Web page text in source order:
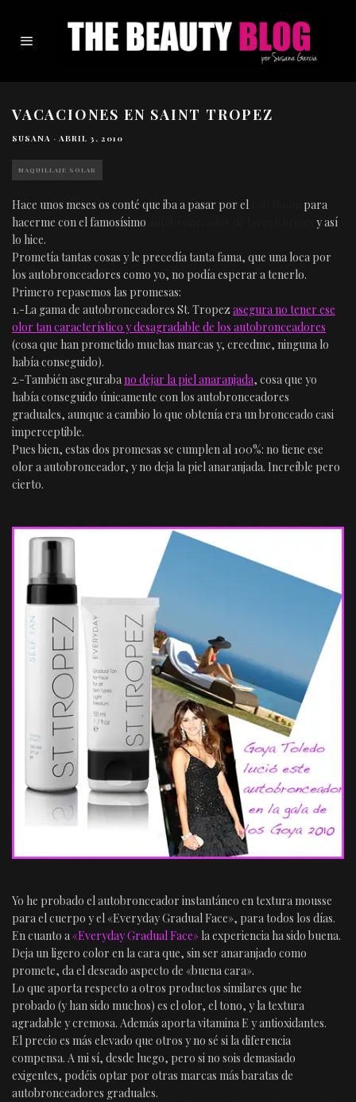
VACACIONES EN SAINT TROPEZ
SUSANA · ABRIL 3, 2010
MAQUILLAJE SOLAR
Hace unos meses os conté que iba a pasar por el
para
hacerme con el famosísimo
y así
lo hice.
Prometía tantas cosas y le precedía tanta fama, que una loca por
los autobronceadores como yo, no podía esperar a tenerlo.
Primero repasemos las promesas:
1.-La gama de autobronceadores St. Tropez asegura no tener ese
olor tan característico y desagradable de los autobronceadores
(cosa que han prometido muchas marcas y, creedme, ninguna lo
había conseguido).
2.-También asegurabano dejar la piel anaranjada, cosa que yo
había conseguido únicamente con los autobronceadores
graduales, aunque a cambio lo que obtenía era un bronceado casi
imperceptible.
Pues bien, estas dos promesas se cumplen al 100%: no tiene ese
olor a autobronceador, y no deja la piel anaranjada. Increíble pero
cierto.
Yo he probado el autobronceador instantáneo en textura mousse
para el cuerpo y el «Everyday Gradual Face», para todos los días.
En cuanto a«Everyday Gradual Face» la experiencia ha sido buena.
Deja un ligero color en la cara que, sin ser anaranjado como
promete, da el deseado aspecto de «buena cara».
Lo que aporta respecto a otros productos similares que he
probado (y han sido muchos) es el olor, el tono, y la textura
agradable y cremosa. Además aporta vitamina E y antioxidantes.
El precio es más elevado que otros y no sé si la diferencia
compensa. A mi sí, desde luego, pero si no sois demasiado
exigentes, podéis optar por otras marcas más baratas de
autobronceadores graduales.